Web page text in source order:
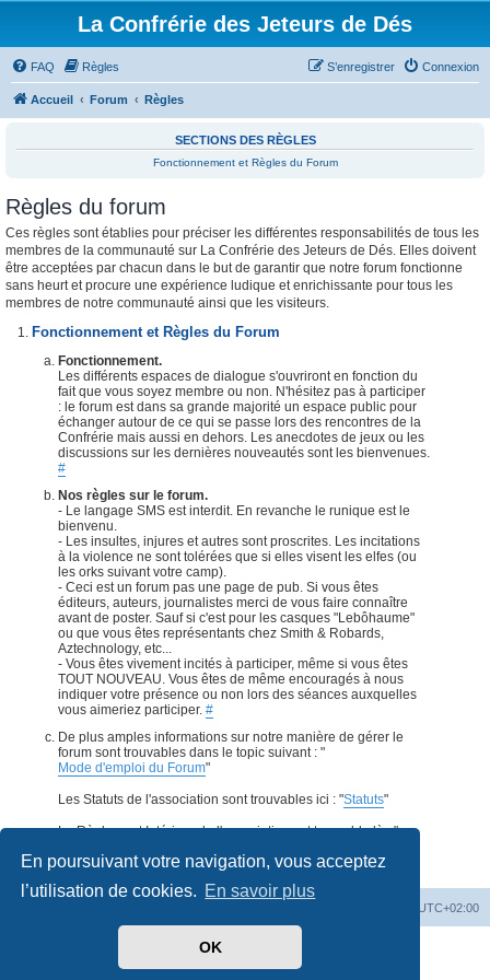
En poursuivant votre navigation, vous acceptez
l’utilisation de cookies. En savoir plus
OK
La Confrérie des Jeteurs de Dés
FAQ Règles Connexion
S’enregistrer
Accueil Forum Règles
SECTIONS DES RÈGLES
Fonctionnement et Règles du Forum
Règles du forum
Ces règles sont établies pour préciser les différentes responsabilités de tous les
membres de la communauté sur La Confrérie des Jeteurs de Dés. Elles doivent
être acceptées par chacun dans le but de garantir que notre forum fonctionne
sans heurt et procure une expérience ludique et enrichissante pour tous les
membres de notre communauté ainsi que les visiteurs.
Fonctionnement et Règles du Forum
Fonctionnement.
Les différents espaces de dialogue s'ouvriront en fonction du
fait que vous soyez membre ou non. N'hésitez pas à participer
: le forum est dans sa grande majorité un espace public pour
échanger autour de ce qui se passe lors des rencontres de la
Confrérie mais aussi en dehors. Les anecdotes de jeux ou les
discussions sur les dernières nouveautés sont les bienvenues.
#
Nos règles sur le forum.
- Le langage SMS est interdit. En revanche le runique est le
bienvenu.
- Les insultes, injures et autres sont proscrites. Les incitations
à la violence ne sont tolérées que si elles visent les elfes (ou
les orks suivant votre camp).
- Ceci est un forum pas une page de pub. Si vous êtes
éditeurs, auteurs, journalistes merci de vous faire connaître
avant de poster. Sauf si c'est pour les casques "Lebôhaume"
ou que vous êtes représentants chez Smith & Robards,
Aztechnology, etc...
- Vous êtes vivement incités à participer, même si vous êtes
TOUT NOUVEAU. Vous êtes de même encouragés à nous
indiquer votre présence ou non lors des séances auxquelles
vous aimeriez participer. #
De plus amples informations sur notre manière de gérer le
forum sont trouvables dans le topic suivant : "
Mode d'emploi du Forum"
Les Statuts de l'association sont trouvables ici : "Statuts"
Le Règlement Intérieur de l'association est trouvable là : "
UTC+02:00
phpBB ® Forum Software © phpBB Limited
phpBB-fr.com